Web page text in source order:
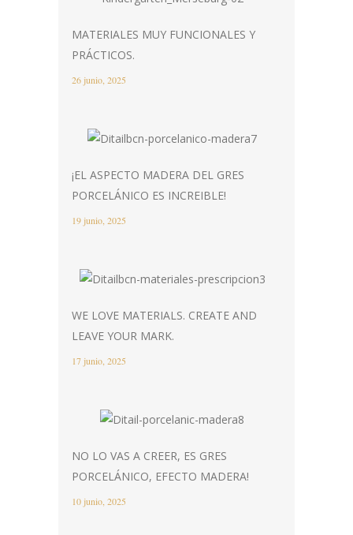
MATERIALES MUY FUNCIONALES Y
PRÁCTICOS.
26 junio, 2025
¡EL ASPECTO MADERA DEL GRES
PORCELÁNICO ES INCREIBLE!
19 junio, 2025
WE LOVE MATERIALS. CREATE AND
LEAVE YOUR MARK.
17 junio, 2025
NO LO VAS A CREER, ES GRES
PORCELÁNICO, EFECTO MADERA!
10 junio, 2025